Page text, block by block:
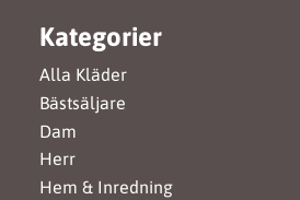
Kategorier
Alla Kläder
Bästsäljare
Dam
Herr
Hem & Inredning